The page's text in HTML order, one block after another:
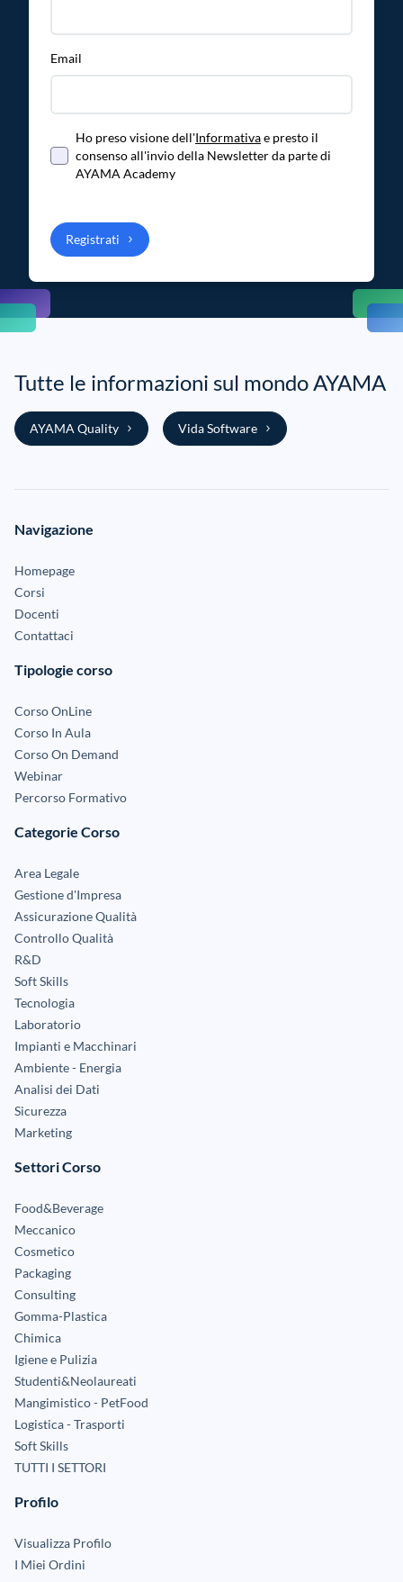
Email
Ho preso visione dell'Informativae presto il
consenso all'invio della Newsletter da parte di
AYAMA Academy
Registrati
Tutte le informazioni sul mondo AYAMA
AYAMA Quality Vida Software
Navigazione
Homepage
Corsi
Docenti
Contattaci
Tipologie corso
Corso OnLine
Corso In Aula
Corso On Demand
Webinar
Percorso Formativo
Categorie Corso
Area Legale
Gestione d'Impresa
Assicurazione Qualità
Controllo Qualità
R&D
Soft Skills
Tecnologia
Laboratorio
Impianti e Macchinari
Ambiente - Energia
Analisi dei Dati
Sicurezza
Marketing
Settori Corso
Food&Beverage
Meccanico
Cosmetico
Packaging
Consulting
Gomma-Plastica
Chimica
Igiene e Pulizia
Studenti&Neolaureati
Mangimistico - PetFood
Logistica - Trasporti
Soft Skills
TUTTI I SETTORI
Profilo
Visualizza Profilo
I Miei Ordini